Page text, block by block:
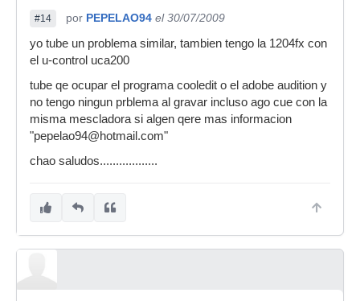
#14 por PEPELAO94 el 30/07/2009
yo tube un problema similar, tambien tengo la 1204fx con
el u-control uca200
tube qe ocupar el programa cooledit o el adobe audition y
no tengo ningun prblema al gravar incluso ago cue con la
misma mescladora si algen qere mas informacion
"pepelao94@hotmail.com"
chao saludos..................